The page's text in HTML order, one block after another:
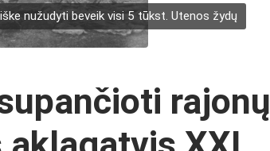
nužudyti beveik visi 5 tūkst. Utenos žydų
rajonų